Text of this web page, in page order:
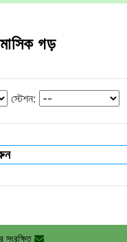
গড়
স্টেশন: